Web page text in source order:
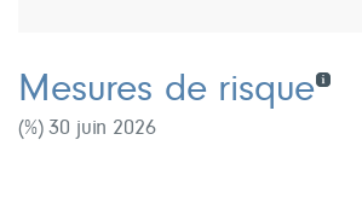
Mesures de risque
(%) 30 juin 2026